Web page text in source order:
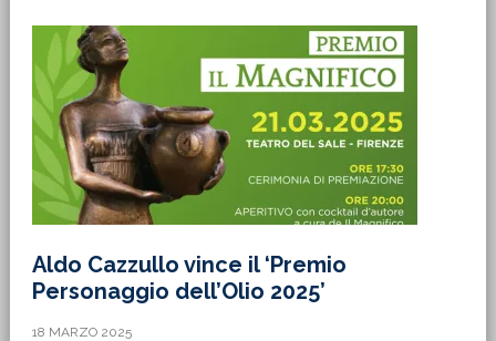
Aldo Cazzullo vince il ‘Premio
Personaggio dell’Olio 2025’
18 MARZO 2025